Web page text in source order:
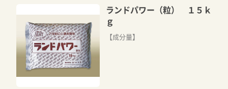
ランドパワー（粒） １５ｋ
ｇ
【成分量】